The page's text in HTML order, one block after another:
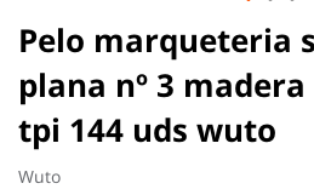
Pelo marqueteria
plana nº 3 madera
tpi 144 uds wuto
Wuto
Saltar
al
comienzo
de
la
galería
de